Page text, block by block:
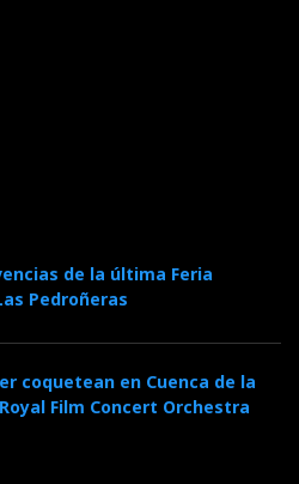
de la última Feria
Pedroñeras
coquetean en Cuenca de la
Film Concert Orchestra